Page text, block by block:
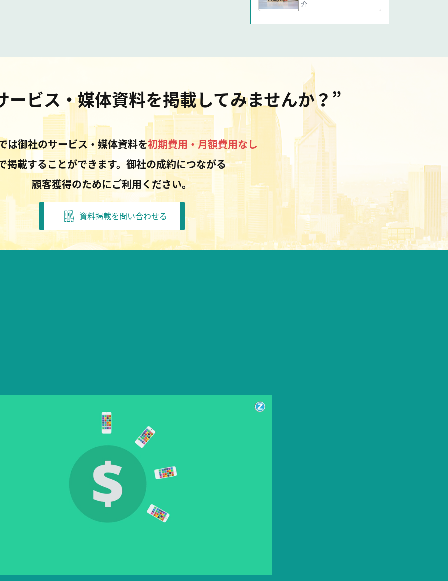
介
ービス・媒体資料を掲載してみませんか？”
は御社のサービス・媒体資料を初期費用・月額費用なし
掲載することができます。御社の成約につながる
顧客獲得のためにご利用ください。
資料掲載を問い合わせる